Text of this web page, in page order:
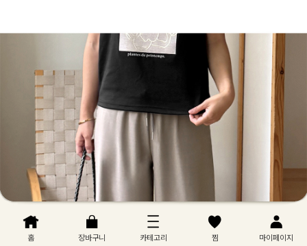
홈 장바구니 카테고리 찜 마이페이지